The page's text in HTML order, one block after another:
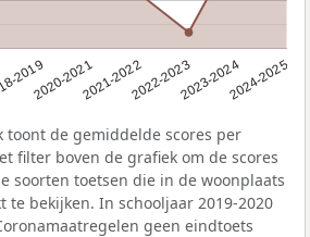
20192020-20212021-20222022-20232023-20242024-2025
toont de gemiddelde scores per
filter boven de grafiek om de scores
soorten toetsen die in de woonplaats
te bekijken. In schooljaar 2019-2020
geen eindtoets